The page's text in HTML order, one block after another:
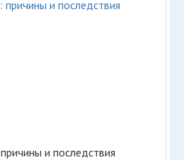
и последствия